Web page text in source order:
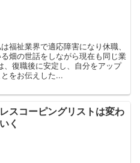
福祉業界で適応障害になり休職、
畑の世話をしながら現在も同じ業
復職後に安定し、自分をアップ
をお伝えした...
スコーピングリストは変わ
く